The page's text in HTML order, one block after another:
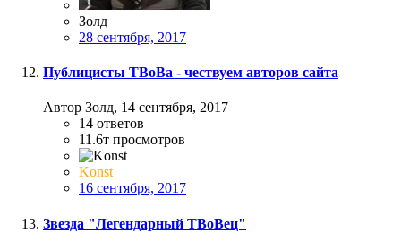
Золд
28 сентября, 2017
Публицисты ТВоВа - чествуем авторов сайта
Автор Золд, 14 сентября, 2017
14 ответов
11.6т просмотров
Konst
16 сентября, 2017
Звезда "Легендарный ТВоВец"